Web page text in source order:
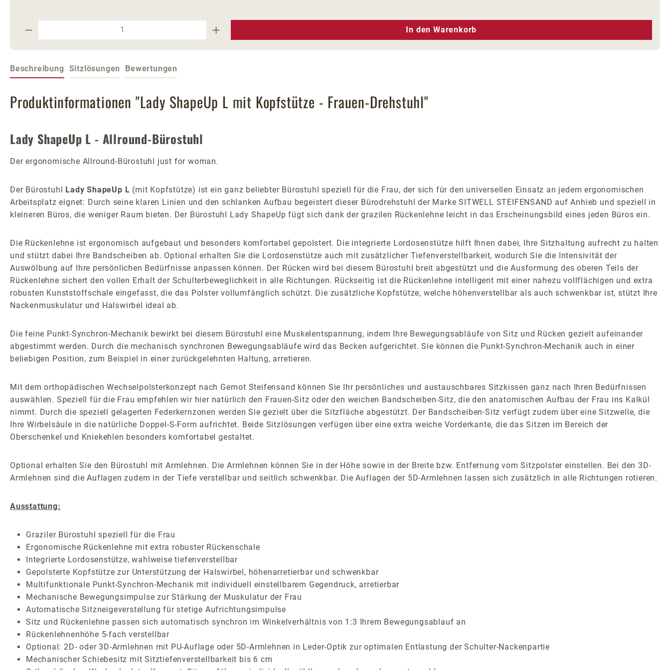
Produkt Anzahl: Gib den gewünschten Wert ein oder benutze die Schaltflächen um die Anzahl zu erhöhen oder zu
In den Warenkorb
Beschreibung Sitzlösungen Bewertungen
Produktinformationen "Lady ShapeUp L mit Kopfstütze - Frauen-Drehstuhl"
Lady ShapeUp L - Allround-Bürostuhl
Der ergonomische Allround-Bürostuhl just for woman.
Der Bürostuhl Lady ShapeUp L (mit Kopfstütze) ist ein ganz beliebter Bürostuhl speziell für die Frau, der sich für den universellen Einsatz an jedem ergonomischen
Arbeitsplatz eignet: Durch seine klaren Linien und den schlanken Aufbau begeistert dieser Bürodrehstuhl der Marke SITWELL STEIFENSAND auf Anhieb und speziell in
kleineren Büros, die weniger Raum bieten. Der Bürostuhl Lady ShapeUp fügt sich dank der grazilen Rückenlehne leicht in das Erscheinungsbild eines jeden Büros ein.
Die Rückenlehne ist ergonomisch aufgebaut und besonders komfortabel gepolstert. Die integrierte Lordosenstütze hilft Ihnen dabei, Ihre Sitzhaltung aufrecht zu halten
und stützt dabei Ihre Bandscheiben ab. Optional erhalten Sie die Lordosenstütze auch mit zusätzlicher Tiefenverstellbarkeit, wodurch Sie die Intensivität der
Auswölbung auf Ihre persönlichen Bedürfnisse anpassen können. Der Rücken wird bei diesem Bürostuhl breit abgestützt und die Ausformung des oberen Teils der
Rückenlehne sichert den vollen Erhalt der Schulterbeweglichkeit in alle Richtungen. Rückseitig ist die Rückenlehne intelligent mit einer nahezu vollflächigen und extra
robusten Kunststoffschale eingefasst, die das Polster vollumfänglich schützt. Die zusätzliche Kopfstütze, welche höhenverstellbar als auch schwenkbar ist, stützt Ihre
Nackenmuskulatur und Halswirbel ideal ab.
Die feine Punkt-Synchron-Mechanik bewirkt bei diesem Bürostuhl eine Muskelentspannung, indem Ihre Bewegungsabläufe von Sitz und Rücken gezielt aufeinander
abgestimmt werden. Durch die mechanisch synchronen Bewegungsabläufe wird das Becken aufgerichtet. Sie können die Punkt-Synchron-Mechanik auch in einer
beliebigen Position, zum Beispiel in einer zurückgelehnten Haltung, arretieren.
Mit dem orthopädischen Wechselpolsterkonzept nach Gernot Steifensand können Sie Ihr persönliches und austauschbares Sitzkissen ganz nach Ihren Bedürfnissen
auswählen. Speziell für die Frau empfehlen wir hier natürlich den Frauen-Sitz oder den weichen Bandscheiben-Sitz, die den anatomischen Aufbau der Frau ins Kalkül
nimmt. Durch die speziell gelagerten Federkernzonen werden Sie gezielt über die Sitzfläche abgestützt. Der Bandscheiben-Sitz verfügt zudem über eine Sitzwelle, die
Ihre Wirbelsäule in die natürliche Doppel-S-Form aufrichtet. Beide Sitzlösungen verfügen über eine extra weiche Vorderkante, die das Sitzen im Bereich der
Oberschenkel und Kniekehlen besonders komfortabel gestaltet.
Optional erhalten Sie den Bürostuhl mit Armlehnen. Die Armlehnen können Sie in der Höhe sowie in der Breite bzw. Entfernung vom Sitzpolster einstellen. Bei den 3D-
Armlehnen sind die Auflagen zudem in der Tiefe verstellbar und seitlich schwenkbar. Die Auflagen der 5D-Armlehnen lassen sich zusätzlich in alle Richtungen rotieren.
Ausstattung:
Graziler Bürostuhl speziell für die Frau
Ergonomische Rückenlehne mit extra robuster Rückenschale
Integrierte Lordosenstütze, wahlweise tiefenverstellbar
Gepolsterte Kopfstütze zur Unterstützung der Halswirbel, höhenarretierbar und schwenkbar
Multifunktionale Punkt-Synchron-Mechanik mit individuell einstellbarem Gegendruck, arretierbar
Mechanische Bewegungsimpulse zur Stärkung der Muskulatur der Frau
Automatische Sitzneigeverstellung für stetige Aufrichtungsimpulse
Sitz und Rückenlehne passen sich automatisch synchron im Winkelverhältnis von 1:3 Ihrem Bewegungsablauf an
Rückenlehnenhöhe 5-fach verstellbar
Optional: 2D- oder 3D-Armlehnen mit PU-Auflage oder 5D-Armlehnen in Leder-Optik zur optimalen Entlastung der Schulter-Nackenpartie
Mechanischer Schiebesitz mit Sitztiefenverstellbarkeit bis 6 cm